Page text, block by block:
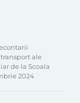
ale
de la Scoala
2024